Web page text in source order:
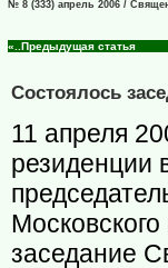
№ 8 (333) апрель 2006 /
«..Предыдущая статья
Состоялось
11 апреля
резиденции
заседание